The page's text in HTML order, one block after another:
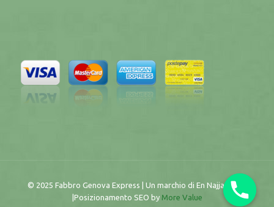
© 2025 Fabbro Genova Express | Un marchio di En Najjary Naji
|Posizionamento SEO by More Value